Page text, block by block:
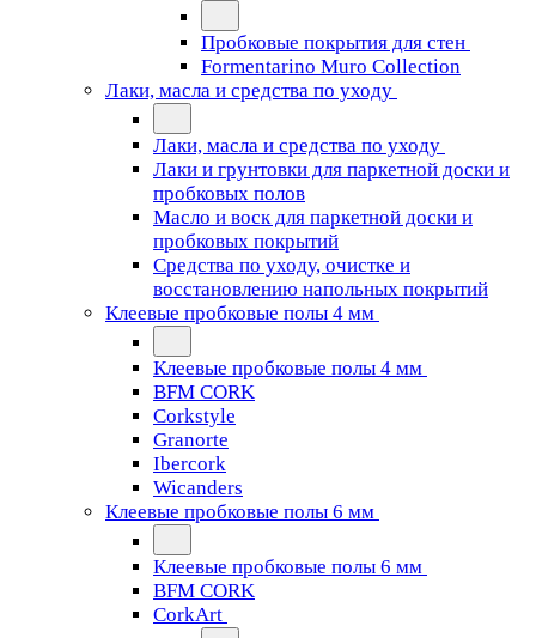
Пробковые покрытия для стен
Formentarino Muro Collection
Лаки, масла и средства по уходу
Лаки, масла и средства по уходу
Лаки и грунтовки для паркетной доски и
пробковых полов
Масло и воск для паркетной доски и
пробковых покрытий
Средства по уходу, очистке и
восстановлению напольных покрытий
Клеевые пробковые полы 4 мм
Клеевые пробковые полы 4 мм
BFM CORK
Corkstyle
Granorte
Ibercork
Wicanders
Клеевые пробковые полы 6 мм
Клеевые пробковые полы 6 мм
BFM CORK
CorkArt